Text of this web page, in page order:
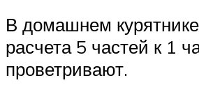
В домашнем
расчета 5 частей к 1
проветривают.